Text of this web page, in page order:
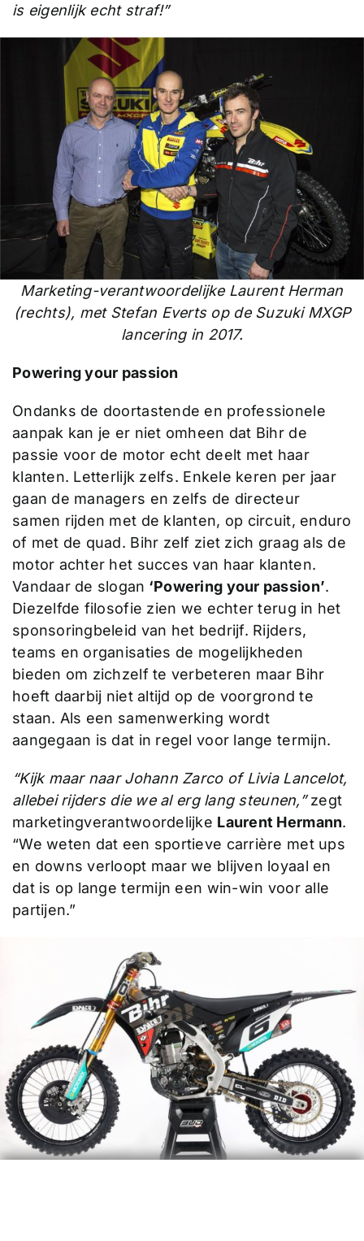
is eigenlijk echt straf!”
Marketing-verantwoordelijke Laurent Herman
(rechts), met Stefan Everts op de Suzuki MXGP
lancering in 2017.
Powering your passion
Ondanks de doortastende en professionele
aanpak kan je er niet omheen dat Bihr de
passie voor de motor echt deelt met haar
klanten. Letterlijk zelfs. Enkele keren per jaar
gaan de managers en zelfs de directeur
samen rijden met de klanten, op circuit, enduro
of met de quad. Bihr zelf ziet zich graag als de
motor achter het succes van haar klanten.
Vandaar de slogan ‘Powering your passion’.
Diezelfde filosofie zien we echter terug in het
sponsoringbeleid van het bedrijf. Rijders,
teams en organisaties de mogelijkheden
bieden om zichzelf te verbeteren maar Bihr
hoeft daarbij niet altijd op de voorgrond te
staan. Als een samenwerking wordt
aangegaan is dat in regel voor lange termijn.
“Kijk maar naar Johann Zarco of Livia Lancelot,
allebei rijders die we al erg lang steunen,”zegt
marketingverantwoordelijke Laurent Hermann.
“We weten dat een sportieve carrière met ups
en downs verloopt maar we blijven loyaal en
dat is op lange termijn een win-win voor alle
partijen.”